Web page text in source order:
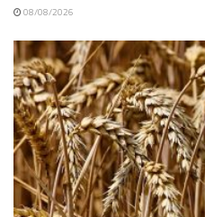
08/08/2026